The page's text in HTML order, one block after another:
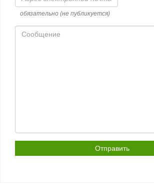
электронной
почты
обязательно (не публикуется)
Сообщение